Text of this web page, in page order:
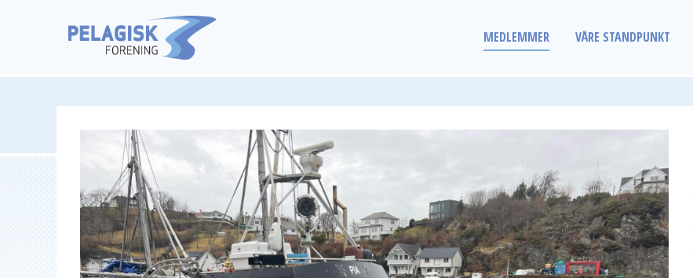
MEDLEMMER VÅRE STANDPUNKT